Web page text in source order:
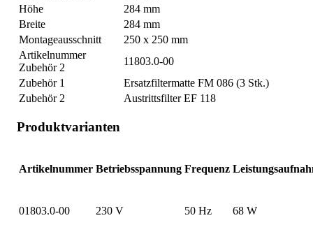
Höhe
284 mm
Breite
284 mm
Montageausschnitt
250 x 250 mm
Artikelnummer
Zubehör 2
11803.0-00
Zubehör 1
Ersatzfiltermatte FM 086 (3 Stk.)
Zubehör 2
Austrittsfilter EF 118
Produktvarianten
Artikelnummer Betriebsspannung Frequenz
01803.0-00 230 V 50 Hz 68 W